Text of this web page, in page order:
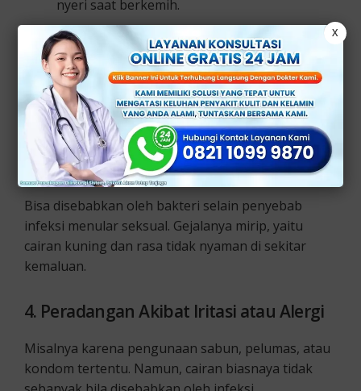
nyeri saat berkemih.
2. Infeksi Saluran Kemih (ISK)
Walaupun lebih sering menimbulkan kencing nyeri
dan anyang-anyangan, terkadang infeksi parah
juga memunculkan cairan abnormal dari uretra.
3. Radang Uretra (Uretritis Non-Spesifik)
Bisa disebabkan oleh bakteri selain penyebab
infeksi menular seksual. Gejalanya mirip, yaitu
cairan kuning dan rasa tidak nyaman di sekitar
kemaluan.
4. Peradangan Akibat Iritasi atau Alergi
Misalnya karena pengunaan sabun, pelumas, atau
kondom tertentu. Namun, cairan biasnaya tidak
X